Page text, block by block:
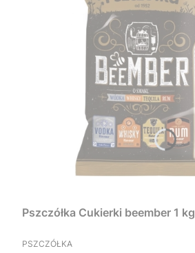
Pszczółka Cukierki beember 1 kg
PRODUCENT
PSZCZÓŁKA